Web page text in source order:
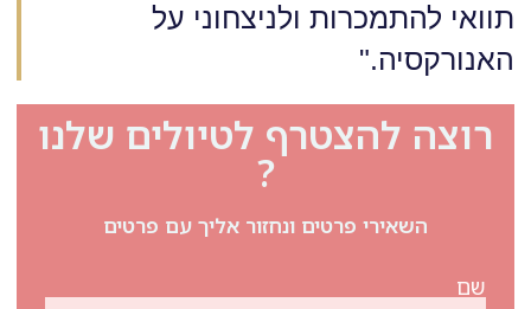
תוואי להתמכרות ולניצחוני על
האנורקסיה."
רוצה להצטרף לטיולים שלנו
?
השאירי פרטים ונחזור אליך עם פרטים
שם